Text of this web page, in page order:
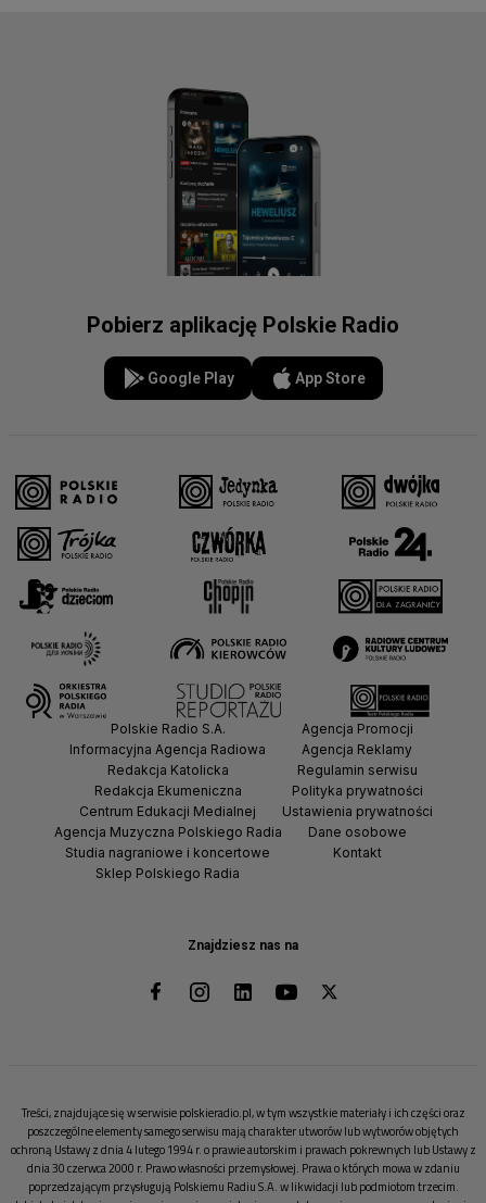
Pobierz aplikację Polskie Radio
Google Play App Store
Znajdziesz nas na
Polskie Radio S.A.
Informacyjna Agencja Radiowa
Redakcja Katolicka
Redakcja Ekumeniczna
Centrum Edukacji Medialnej
Agencja Muzyczna Polskiego Radia
Studia nagraniowe i koncertowe
Sklep Polskiego Radia
Agencja Promocji
Agencja Reklamy
Regulamin serwisu
Polityka prywatności
Ustawienia prywatności
Dane osobowe
Kontakt
Treści, znajdujące się w serwisie polskieradio.pl, w tym wszystkie materiały i ich części oraz
poszczególne elementy samego serwisu mają charakter utworów lub wytworów objętych
ochroną Ustawy z dnia 4 lutego 1994 r. o prawie autorskim i prawach pokrewnych lub Ustawy z
dnia 30 czerwca 2000 r. Prawo własności przemysłowej. Prawa o których mowa w zdaniu
poprzedzającym przysługują Polskiemu Radiu S.A. w likwidacji lub podmiotom trzecim.